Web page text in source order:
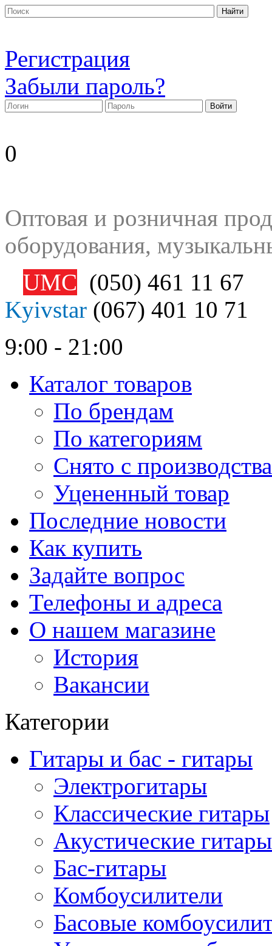
Регистрация
Забыли пароль?
0
Оптовая и розничная
оборудования,
UMC (050) 461 11 67
Kyivstar (067) 401 10 71
9:00 - 21:00
Каталог товаров
По брендам
По категориям
Снято с производства
Уцененный товар
Последние новости
Как купить
Задайте вопрос
Телефоны и адреса
О нашем магазине
История
Вакансии
Категории
Гитары и бас - гитары
Электрогитары
Классические гитары
Акустические гитары
Бас-гитары
Комбоусилители
Басовые